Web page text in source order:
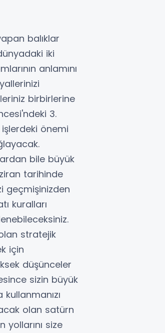
balıklar
iki
anlamını
birbirlerine
3.
önemi
bile büyük
tarihinde
geçmişinizden
kuralları
stratejik
için
düşünceler
sizin büyük
olan satürn
size